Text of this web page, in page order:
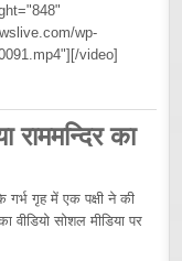
wp-
video]
का
गर्भ गृह में एक पक्षी ने की
वीडियो सोशल मीडिया पर